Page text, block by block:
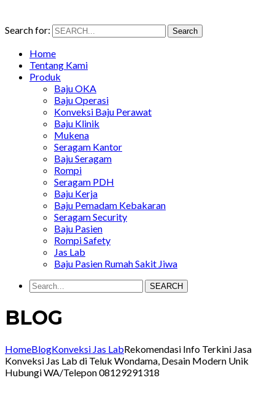
Search for: Search
Home
Tentang Kami
Produk
Baju OKA
Baju Operasi
Konveksi Baju Perawat
Baju Klinik
Mukena
Seragam Kantor
Baju Seragam
Rompi
Seragam PDH
Baju Kerja
Baju Pemadam Kebakaran
Seragam Security
Baju Pasien
Rompi Safety
Jas Lab
Baju Pasien Rumah Sakit Jiwa
SEARCH
BLOG
HomeBlogKonveksi Jas LabRekomendasi Info Terkini Jasa
Konveksi Jas Lab di Teluk Wondama, Desain Modern Unik
Hubungi WA/Telepon 08129291318